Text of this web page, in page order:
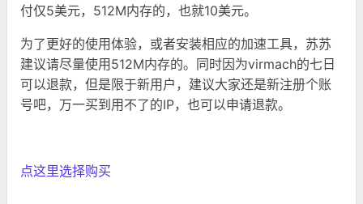
付仅5美元，512M内存的，也就10美元。
为了更好的使用体验，或者安装相应的加速工具，苏苏
建议请尽量使用512M内存的。同时因为virmach的七日
可以退款，但是限于新用户，建议大家还是新注册个账
号吧，万一买到用不了的IP，也可以申请退款。
点这里选择购买